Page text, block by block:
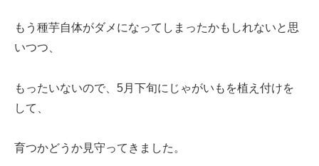
もう種芋自体がダメになってしまったかもしれないと思
いつつ、
もったいないので、5月下旬にじゃがいもを植え付けを
して、
育つかどうか見守ってきました。